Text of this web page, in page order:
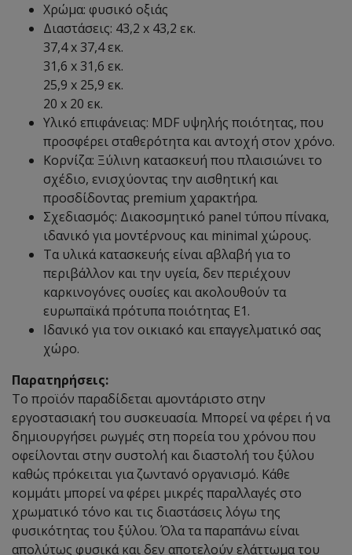
Χρώμα: φυσικό οξιάς
Διαστάσεις: 43,2 x 43,2 εκ.
37,4 x 37,4 εκ.
31,6 x 31,6 εκ.
25,9 x 25,9 εκ.
20 x 20 εκ.
Υλικό επιφάνειας: MDF υψηλής ποιότητας, που
προσφέρει σταθερότητα και αντοχή στον χρόνο.
Κορνίζα: Ξύλινη κατασκευή που πλαισιώνει το
σχέδιο, ενισχύοντας την αισθητική και
προσδίδοντας premium χαρακτήρα.
Σχεδιασμός: Διακοσμητικό panel τύπου πίνακα,
ιδανικό για μοντέρνους και minimal χώρους.
Τα υλικά κατασκευής είναι αβλαβή για το
περιβάλλον και την υγεία, δεν περιέχουν
καρκινογόνες ουσίες και ακολουθούν τα
ευρωπαϊκά πρότυπα ποιότητας Ε1.
Ιδανικό για τον οικιακό και επαγγελματικό σας
χώρο.
Παρατηρήσεις:
Το προϊόν παραδίδεται αμοντάριστο στην
εργοστασιακή του συσκευασία. Μπορεί να φέρει ή να
δημιουργήσει ρωγμές στη πορεία του χρόνου που
οφείλονται στην συστολή και διαστολή του ξύλου
καθώς πρόκειται για ζωντανό οργανισμό. Κάθε
κομμάτι μπορεί να φέρει μικρές παραλλαγές στο
χρωματικό τόνο και τις διαστάσεις λόγω της
φυσικότητας του ξύλου. Όλα τα παραπάνω είναι
απολύτως φυσικά και δεν αποτελούν ελάττωμα του